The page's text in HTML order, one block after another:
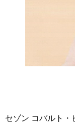
セゾン コバルト・